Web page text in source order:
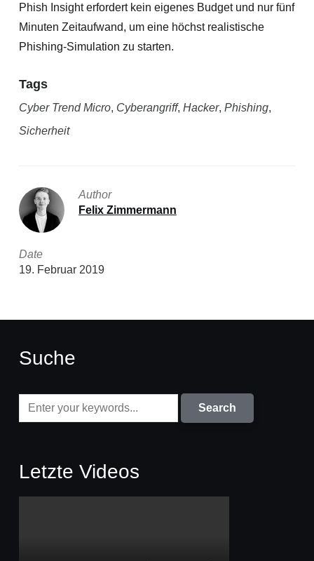
Phish Insight erfordert kein eigenes Budget und nur fünf
Minuten Zeitaufwand, um eine höchst realistische
Phishing-Simulation zu starten.
Tags
Cyber Trend Micro, Cyberangriff, Hacker, Phishing,
Sicherheit
Author
Felix Zimmermann
Date
19. Februar 2019
Suche
Letzte Videos